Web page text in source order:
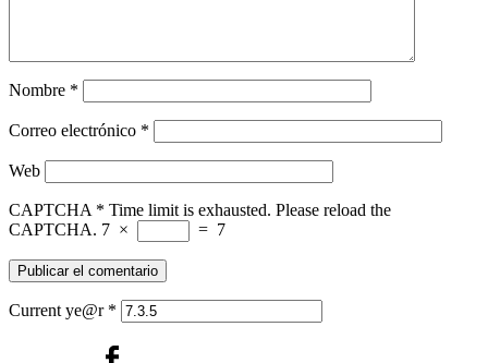
Nombre *
Correo electrónico *
Web
CAPTCHA * Time limit is exhausted. Please reload the
CAPTCHA. 7 × = 7
Current ye@r *